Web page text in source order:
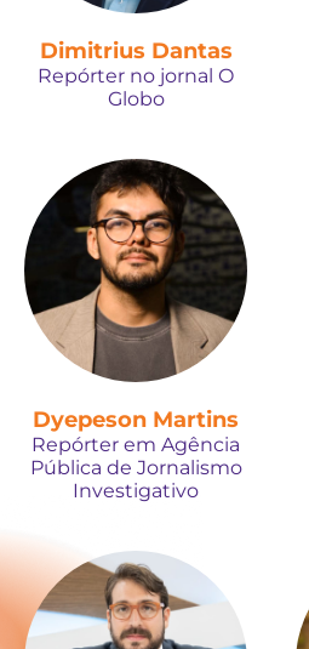
Dimitrius Dantas
Repórter no jornal O
Globo
Dyepeson Martins
Repórter em Agência
Pública de Jornalismo
Investigativo